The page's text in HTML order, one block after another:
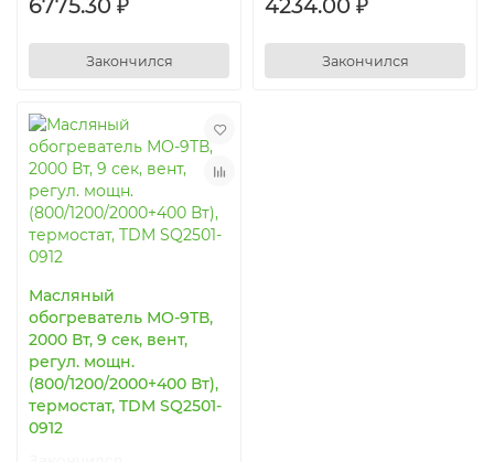
6775.30 ₽
Закончился
4234.00 ₽
Закончился
Масляный
обогреватель МО-9ТВ,
2000 Вт, 9 сек, вент,
регул. мощн.
(800/1200/2000+400 Вт),
термостат, TDM SQ2501-
0912